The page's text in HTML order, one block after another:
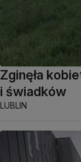
Zginęła
i świadków
LUBLIN